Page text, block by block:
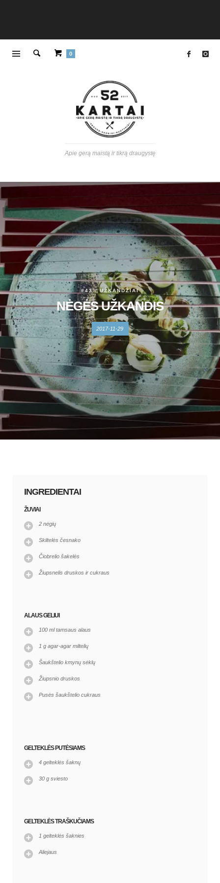
0
Apie gerą maistą ir tikrą draugystę
#43 UŽKANDŽIAI
NĖGĖS UŽKANDIS
2017-11-29
INGREDIENTAI
ŽUVIAI
2 nėgių
Skiltelės česnako
Čiobrelio šakelės
Žiupsnelis druskos ir cukraus
ALAUS GELIUI
100 ml tamsaus alaus
1 g agar-agar miltelių
Šaukštelio kmynų sėklų
Žiupsnio druskos
Pusės šaukštelio cukraus
GELTEKLĖS PUTĖSIAMS
4 gelteklės šaknų
30 g sviesto
GELTEKLĖS TRAŠKUČIAMS
1 gelteklės šaknies
Aliejaus